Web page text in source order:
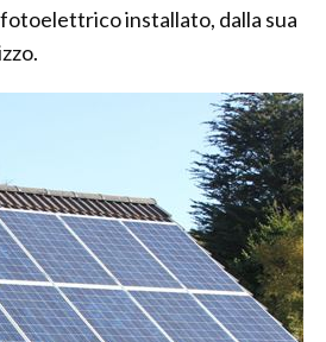
installato, dalla sua